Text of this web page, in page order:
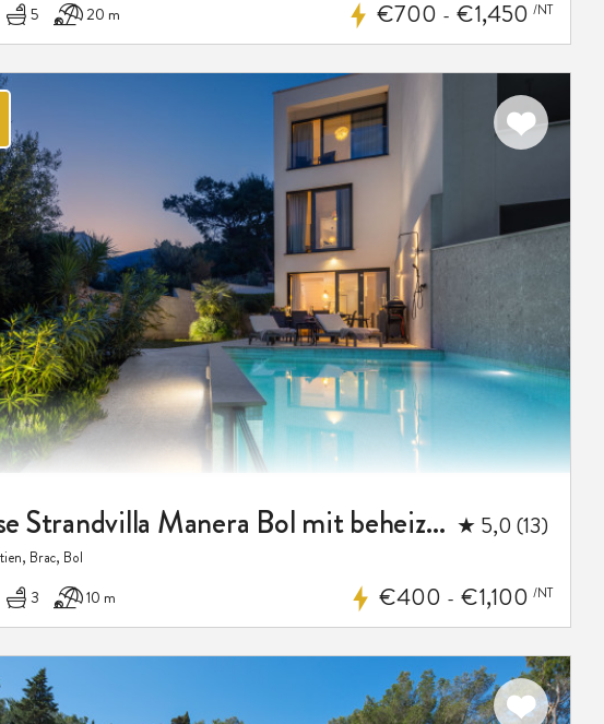
5 20 m €700 - €1,450 /NT
Luxuriöse Strandvilla Manera Bol mit beheiztem Pool ★ 5,0 (13)
Brac, Bol
3 10 m €400 - €1,100 /NT